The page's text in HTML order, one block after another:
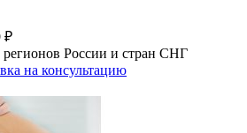
₽
регионов России и стран СНГ
на консультацию